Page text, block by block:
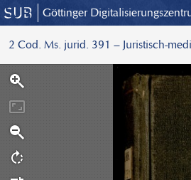
Göttinger
2 Cod. Ms. jurid. 391 – Juristisch-